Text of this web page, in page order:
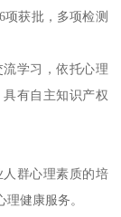
获批，多项检测
学习，依托心理
有自主知识产权
群心理素质的培
健康服务。